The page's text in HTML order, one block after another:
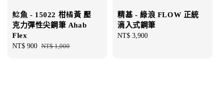
鯰魚 - 15022 柑橘黃 壓
克力彈性尖鋼筆 Ahab
Flex
Sale
NT$ 900 Regular
NT$ 1,000
精基 - 綠浪 FLOW 正統
滴入式鋼筆
Regular
NT$ 3,900